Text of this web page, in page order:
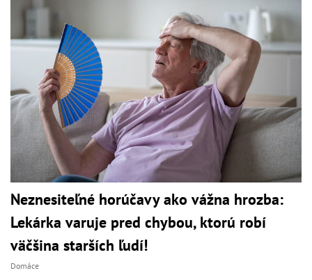
Neznesiteľné horúčavy ako vážna hrozba:
Lekárka varuje pred chybou, ktorú robí
väčšina starších ľudí!
Domáce